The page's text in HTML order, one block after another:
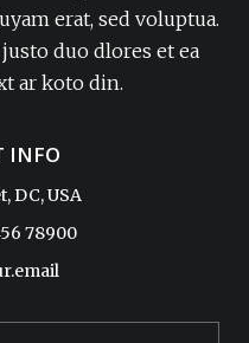
erat, sed voluptua.
duo dlores et ea
ar koto din.
INFO
DC, USA
78900